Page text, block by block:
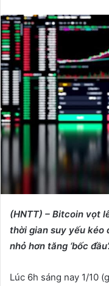
n
n
e
m
a
i
(HNTT) – Bitcoin vọt
thời gian suy yếu kéo
nhỏ hơn tăng ‘bốc đầu’.
Lúc 6h sáng nay 1/10